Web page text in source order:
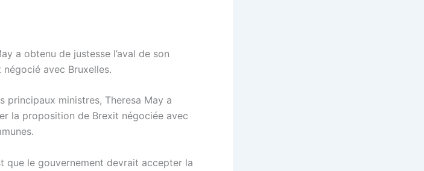
a obtenu de justesse l’aval de son
avec Bruxelles.
principaux ministres, Theresa May a
la proposition de Brexit négociée avec
que le gouvernement devrait accepter la